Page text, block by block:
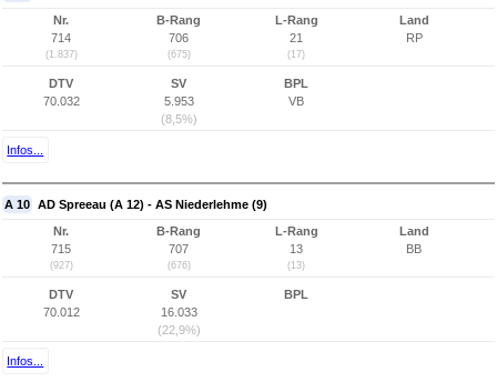
Nr.
714
(1.837)
B-Rang
706
(675)
L-Rang
21
(17)
Land
RP
DTV
70.032
SV
5.953
(8,5%)
BPL
VB
Infos...
A 10 AD Spreeau (A 12) - AS Niederlehme (9)
Nr.
715
(927)
B-Rang
707
(676)
L-Rang
13
(13)
Land
BB
DTV
70.012
SV
16.033
(22,9%)
BPL
Infos...